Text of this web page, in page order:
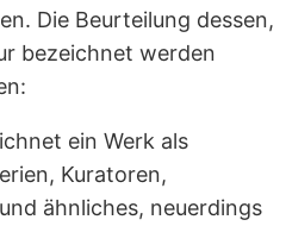
Die Beurteilung dessen,
bezeichnet werden
ein Werk als
Kuratoren,
ähnliches, neuerdings